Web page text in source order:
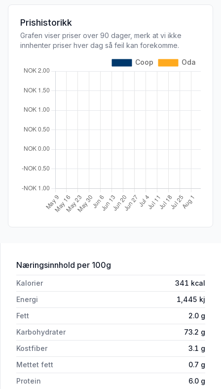
Prishistorikk
Grafen viser priser over 90 dager, merk at vi ikke
innhenter priser hver dag så feil kan forekomme.
Næringsinnhold for 'Spaghetti Glutenfri, 400 g'
per 100g
Kalorier 341 kcal
Energi
1,445 kj
Fett
2.0 g
Karbohydrater
73.2 g
Kostfiber
3.1 g
Mettet fett
0.7 g
Protein
6.0 g